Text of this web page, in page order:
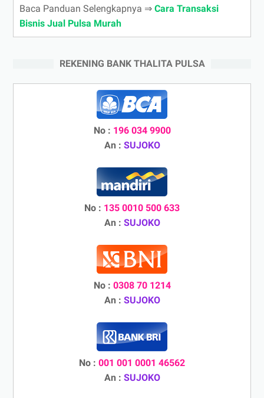
Baca Panduan Selengkapnya ⇒ Cara Transaksi
Bisnis Jual Pulsa Murah
REKENING BANK THALITA PULSA
No : 196 034 9900
An : SUJOKO
No : 135 0010 500 633
An : SUJOKO
No : 0308 70 1214
An : SUJOKO
No : 001 001 0001 46562
An : SUJOKO